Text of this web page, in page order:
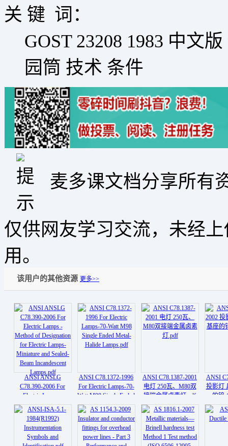
关 键 词：
GOST 23208 1983 中文
园筒 技术 条件
麦多课文档分享所有
仅供网友学习交流，未经
用。
该用户的其他资源 更多>>
ANSI ANSLG
C78.390-2006 For
Electric Lamps -
Method of Designation
for Electric Lamps-
Miniature and Sealed-
Beam Incandescent
Lamps.pdf
ANSI C78.1372-1996
For Electric Lamps-70-
Watt M98 Single Ended
Metal- Halide
Lamps.pdf
ANSI C78.1387-2001
电灯 250瓦、M80双
接端金属卤素灯.pdf
ANSI
投影灯
的钨-